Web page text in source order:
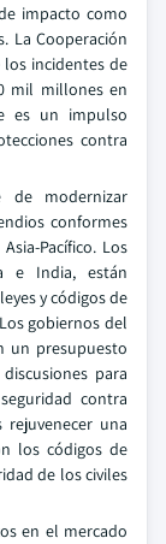
impacto como
La Cooperación
los incidentes de
mil millones en
es un impulso
contra
de modernizar
conformes
Pacífico. Los
e India, están
y códigos de
gobiernos del
un presupuesto
para
contra
una
los códigos de
de los civiles
en el mercado